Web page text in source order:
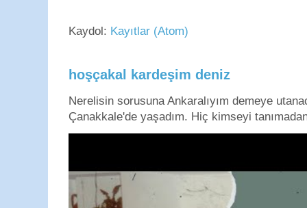
Kaydol: Kayıtlar (Atom)
hoşçakal kardeşim deniz
Nerelisin sorusuna Ankaralıyım demeye
Çanakkale'de yaşadım. Hiç kimseyi